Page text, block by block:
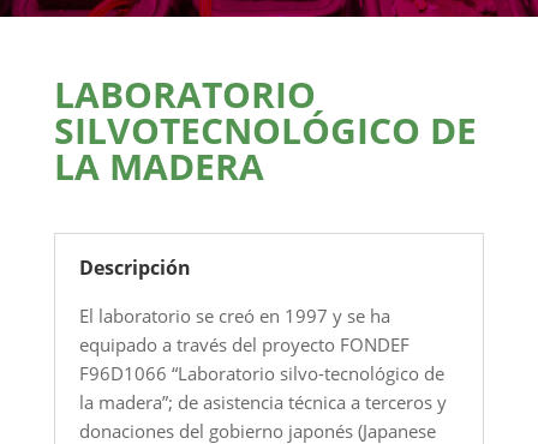
LABORATORIO
SILVOTECNOLÓGICO DE
LA MADERA
Descripción
El laboratorio se creó en 1997 y se ha
equipado a través del proyecto FONDEF
F96D1066 “Laboratorio silvo-tecnológico de
la madera”; de asistencia técnica a terceros y
donaciones del gobierno japonés (Japanese